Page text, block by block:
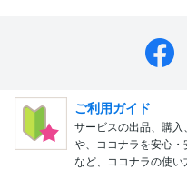
ご利用ガイド
サービスの出品、購
や、ココナラを安心
など、ココナラの使い